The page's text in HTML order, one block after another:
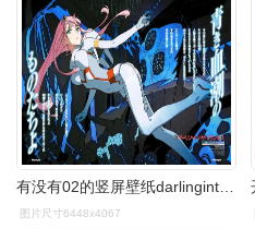
有没有02的竖屏壁纸darlinginthefranxx
图片尺寸6448x4067